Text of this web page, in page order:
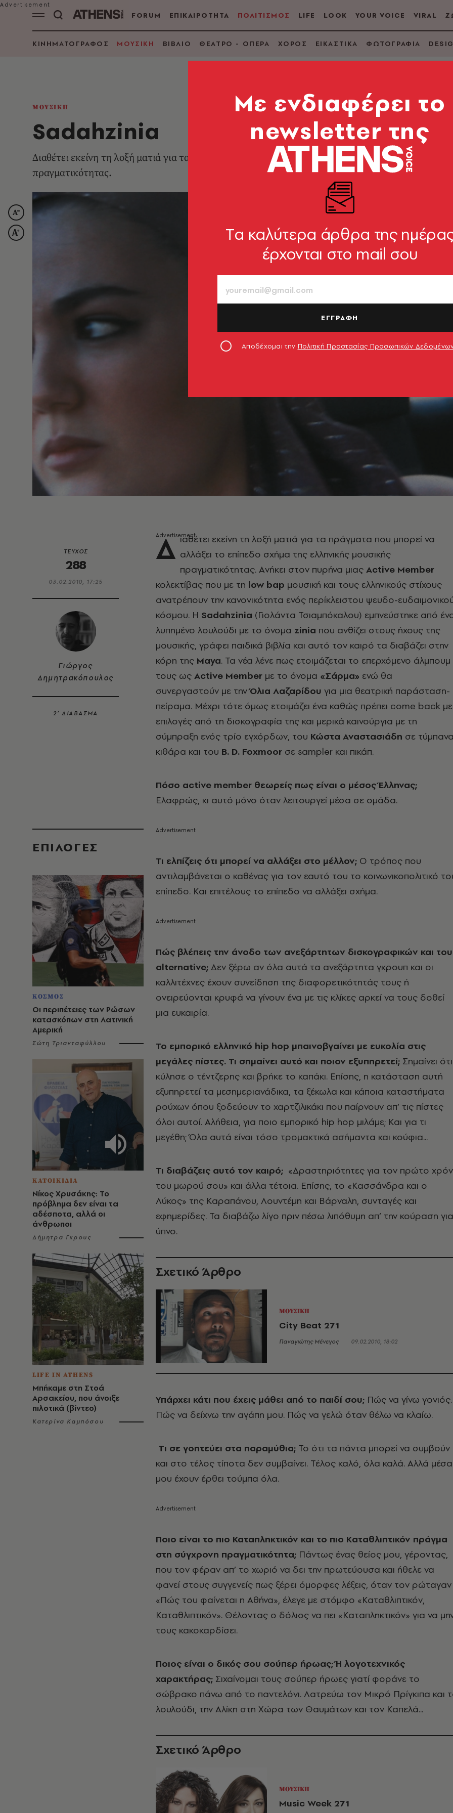
FORUM ΕΠΙΚΑΙΡΟΤΗΤΑ ΠΟΛΙΤΙΣΜΟΣ LIFE LOOK YOUR VOICE VIRAL
ΚΙΝΗΜΑΤΟΓΡΑΦΟΣ ΜΟΥΣΙΚΗ ΒΙΒΛΙΟ ΘΕΑΤΡΟ - ΟΠΕΡΑ ΧΟΡΟΣ ΕΙΚΑΣΤΙΚΑ ΦΩΤΟΓΡΑΦΙΑ
ΜΟΥΣΙΚΗ
Sadahzinia
Διαθέτει εκείνη τη λοξή ματιά για τα πράγματα που μπορεί να αλλάξει το επίπεδο σχήμα της
πραγματικότητας.
ΤΕΥΧΟΣ
288
03.02.2010, 17:25
Γιώργος
Δημητρακόπουλος
2’ ΔΙΑΒΑΣΜΑ
EΠΙΛΟΓΈΣ
ΚΟΣΜΟΣ
Οι περιπέτειες των Ρώσων
κατασκόπων στη Λατινική
Αμερική
Σώτη Τριανταφύλλου
ΚΑΤΟΙΚΙΔΙΑ
Νίκος Χρυσάκης: Το
πρόβλημα δεν είναι τα
αδέσποτα, αλλά οι
άνθρωποι
Δήμητρα Γκρους
LIFE IN ATHENS
Μπήκαμε στη Στοά
Αρσακείου, που άνοιξε
πιλοτικά (βίντεο)
Κατερίνα Καμπόσου
Δ ιαθέτει εκείνη τη λοξή ματιά για τα πράγματα που μπορεί να
αλλάξει το επίπεδο σχήμα της ελληνικής μουσικής
πραγματικότητας. Aνήκει στον πυρήνα μιας Active Member
κολεκτίβας που με τη low bap μουσική και τους ελληνικούς στίχους
ανατρέπουν την κανονικότητα ενός περίκλειστου ψευδο-
κόσμου. Η Sadahzinia (Γιολάντα Τσιαμπόκαλου) εμπνεύστηκε από
λυπημένο λουλoύδι με το όνομα zinia που ανθίζει στους ήχους της
μουσικής, γράφει παιδικά βιβλία και αυτό τον καιρό τα διαβάζει στην
κόρη της Maya. Τα νέα λένε πως ετοιμάζεται το επερχόμενο άλμπουμ
τους ως Active Member με το όνομα «Σάρμα» ενώ θα
συνεργαστούν με τηνΌλια Λαζαρίδου για μια θεατρική παράσταση-
πείραμα. Μέχρι τότε όμως ετοιμάζει ένα καθώς πρέπει come back με
επιλογές από τη δισκογραφία της και μερικά καινούργια με τη
σύμπραξη ενός τρίο εγχόρδων, του Κώστα Αναστασιάδη σε
κιθάρα και του B. D. Foxmoor σε sampler και πικάπ.
Πόσο active member θεωρείς πως είναι ο μέσος Έλληνας;
Ελαφρώς, κι αυτό μόνο όταν λειτουργεί μέσα σε ομάδα.
Τι ελπίζεις ότι μπορεί να αλλάξει στο μέλλον; Ο τρόπος που
αντιλαμβάνεται ο καθένας για τον εαυτό του το κοινωνικοπολιτικό
επίπεδο. Και επιτέλους το επίπεδο να αλλάξει σχήμα.
Πώς βλέπεις την άνοδο των ανεξάρτητων δισκογραφικών και του
alternative; Δεν ξέρω αν όλα αυτά τα ανεξάρτητα γκρουπ και οι
καλλιτέχνες έχουν συνείδηση της διαφορετικότητάς τους ή
ονειρεύονται κρυφά να γίνουν ένα με τις κλίκες αρκεί να τους δοθεί
μια ευκαιρία.
Το εμπορικό ελληνικό hip hop μπαινοβγαίνει με ευκολία στις
μεγάλες πίστες. Τι σημαίνει αυτό και ποιον εξυπηρετεί; Σημαίνει ότι
κύλησε ο τέντζερης και βρήκε το καπάκι. Επίσης, η κατάσταση αυτή
εξυπηρετεί τα μεσημεριανάδικα, τα ξέκωλα και κάποια καταστήματα
ρούχων όπου ξοδεύουν το χαρτζιλικάκι που παίρνουν απ’ τις πίστες
όλοι αυτοί. Αλήθεια, για ποιο εμπορικό hip hop μιλάμε; Και για τι
μεγέθη; Όλα αυτά είναι τόσο τρομακτικά ασήμαντα και κούφια...
Τι διαβάζεις αυτό τον καιρό; «Δραστηριότητες για τον πρώτο
του μωρού σου» και άλλα τέτοια. Επίσης, το «Κασσάνδρα και ο
Λύκος» της Καραπάνου, Λουντέμη και Βάρναλη, συνταγές και
εφημερίδες. Τα διαβάζω λίγο πριν πέσω λιπόθυμη απ’ την κούραση για
ύπνο.
Σχετικό Άρθρο
ΜΟΥΣΙΚΗ
City Beat 271
Παναγιώτης Μένεγος 09.02.2010, 18:02
Υπάρχει κάτι που έχεις μάθει από το παιδί σου; Πώς να γίνω γονιός.
Πώς να δείχνω την αγάπη μου. Πώς να γελώ όταν θέλω να κλαίω.
Tι σε γοητεύει στα παραμύθια; Το ότι τα πάντα μπορεί να συμβούν
και στο τέλος τίποτα δεν συμβαίνει. Τέλος καλό, όλα καλά. Αλλά μέσα
μου έχουν έρθει τούμπα όλα.
Ποιο είναι το πιο Καταπληκτικόν και το πιο Kαταθλιπτικόν πράγμα
στη σύγχρονη πραγματικότητα; Πάντως ένας θείος μου, γέροντας,
που τον φέραν απ’ το χωριό να δει την πρωτεύουσα και ήθελε να
φανεί στους συγγενείς πως ξέρει όμορφες λέξεις, όταν τον ρώταγαν
«Πώς του φαίνεται η Αθήνα», έλεγε με στόμφο «Καταθλιπτικόν,
Καταθλιπτικόν». Θέλοντας ο δόλιος να πει «Καταπληκτικόν» για να
τους κακοκαρδίσει.
Ποιος είναι ο δικός σου σούπερ ήρωας; Ή λογοτεχνικός
χαρακτήρας; Σιχαίνομαι τους σούπερ ήρωες γιατί φοράνε το
σώβρακο πάνω από το παντελόνι. Λατρεύω τον Μικρό Πρίγκιπα και
λουλούδι, την Αλίκη στη Χώρα των Θαυμάτων και τον Καπελά...
Σχετικό Άρθρο
ΜΟΥΣΙΚΗ
Music Week 271
Mε ενδιαφέρει το
newsletter της
Tα καλύτερα άρθρα της
έρχονται στο mail σου
ΕΓΓΡΑΦΗ
Αποδέχομαι την Πολιτική Προστασίας Προσωπικών